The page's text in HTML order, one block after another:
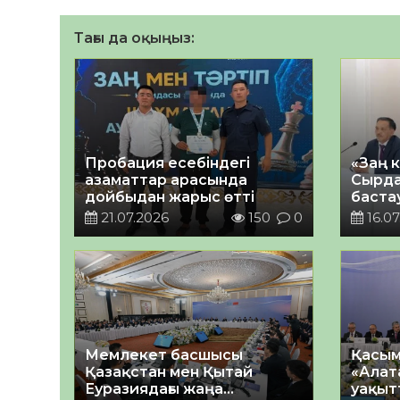
Тағы да оқыңыз:
Пробация есебіндегі
азаматтар арасында
дойбыдан жарыс өтті
21.07.2026
150 0
«Заң
Мемлекет басшысы
Қазақстан мен Қытай
Еуразиядағы жаңа